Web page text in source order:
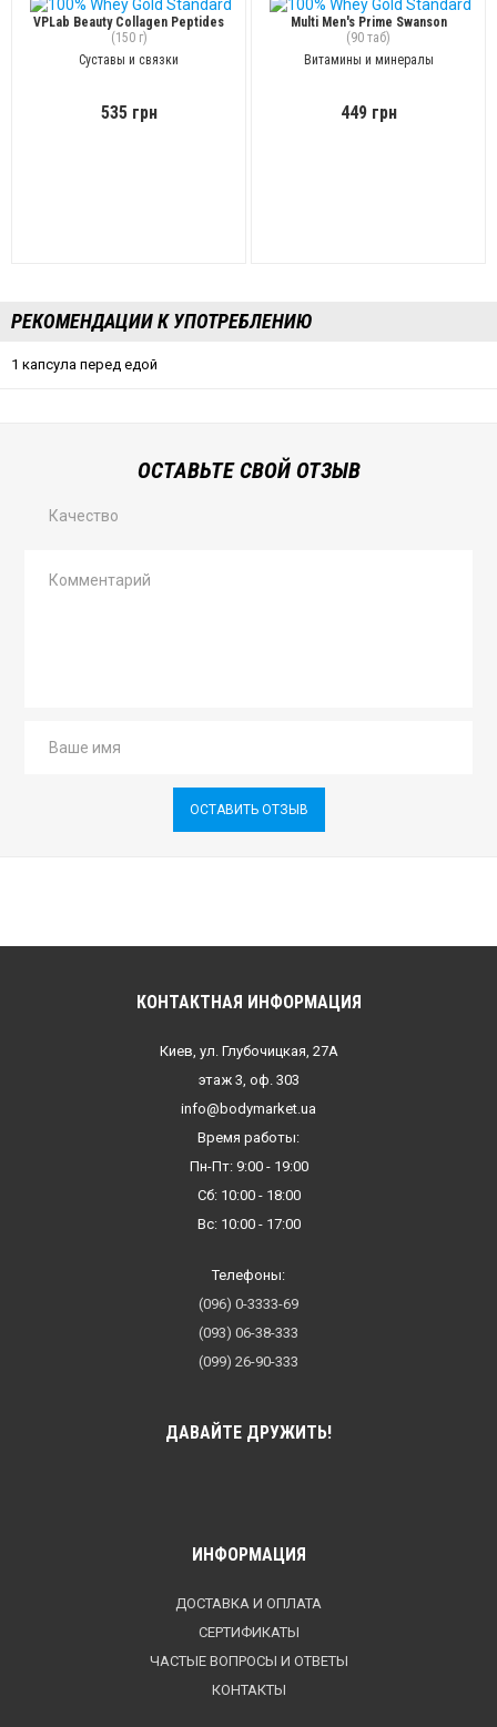
VPLab Beauty Collagen Peptides
(150 г)
Суставы и связки
535 грн
Multi Men's Prime Swanson
(90 таб)
Витамины и минералы
449 грн
РЕКОМЕНДАЦИИ К УПОТРЕБЛЕНИЮ
1 капсула перед едой
ОСТАВЬТЕ СВОЙ ОТЗЫВ
Качество
ОСТАВИТЬ ОТЗЫВ
КОНТАКТНАЯ ИНФОРМАЦИЯ
Киев, ул. Глубочицкая, 27А
этаж 3, оф. 303
info@bodymarket.ua
Время работы:
Пн-Пт: 9:00 - 19:00
Сб: 10:00 - 18:00
Вс: 10:00 - 17:00
Телефоны:
(096) 0-3333-69
(093) 06-38-333
(099) 26-90-333
ДАВАЙТЕ ДРУЖИТЬ!
ИНФОРМАЦИЯ
ДОСТАВКА И ОПЛАТА
СЕРТИФИКАТЫ
ЧАСТЫЕ ВОПРОСЫ И ОТВЕТЫ
КОНТАКТЫ